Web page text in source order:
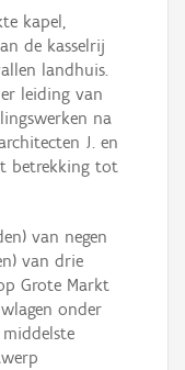
kapel,
de kasselrij
landhuis.
leiding van
na
J. en
betrekking tot
van negen
van drie
Grote Markt
onder